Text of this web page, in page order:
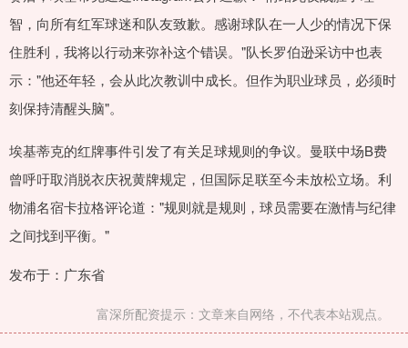
智，向所有红军球迷和队友致歉。感谢球队在一人少的情况下保
住胜利，我将以行动来弥补这个错误。"队长罗伯逊采访中也表
示："他还年轻，会从此次教训中成长。但作为职业球员，必须时
刻保持清醒头脑"。
埃基蒂克的红牌事件引发了有关足球规则的争议。曼联中场B费
曾呼吁取消脱衣庆祝黄牌规定，但国际足联至今未放松立场。利
物浦名宿卡拉格评论道："规则就是规则，球员需要在激情与纪律
之间找到平衡。"
发布于：广东省
富深所配资提示：文章来自网络，不代表本站观点。